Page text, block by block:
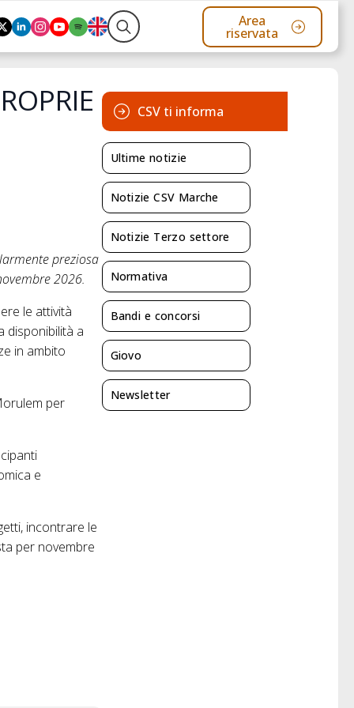
Search
Area
riservata
preziosa
2026.
le attività
disponibilità a
in ambito
per
e
incontrare le
per novembre
CSV ti informa
Ultime notizie
Notizie CSV Marche
Notizie Terzo settore
Normativa
Bandi e concorsi
Giovo
Newsletter